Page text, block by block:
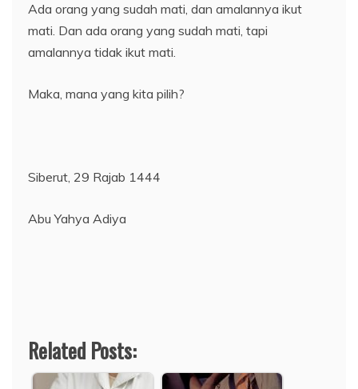
Ada orang yang sudah mati, dan amalannya ikut
mati. Dan ada orang yang sudah mati, tapi
amalannya tidak ikut mati.
Maka, mana yang kita pilih?
Siberut, 29 Rajab 1444
Abu Yahya Adiya
Related Posts: